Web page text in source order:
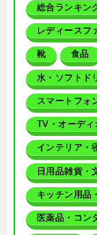
総合ランキン
レディースフ
靴 食品
水・ソフトド
スマートフォ
TV・オーディ
インテリア・
日用品雑貨・
キッチン用品
医薬品・コン